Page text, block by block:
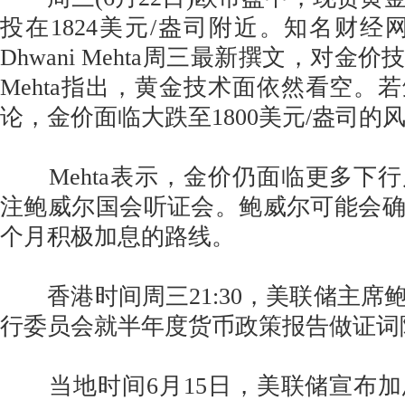
投在1824美元/盎司附近。知名财经
Dhwani Mehta周三最新撰文，对金价
Mehta指出，黄金技术面依然看空。
论，金价面临大跌至1800美元/盎司的
Mehta表示，金价仍面临更多下行
注鲍威尔国会听证会。鲍威尔可能会
个月积极加息的路线。
香港时间周三21:30，美联储主席
行委员会就半年度货币政策报告做证
当地时间6月15日，美联储宣布加